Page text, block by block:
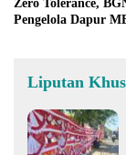
Zero Tolerance,
Pengelola Dapur
Liputan